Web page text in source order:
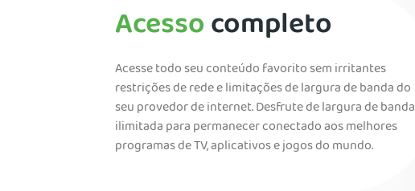
Acessocompleto
Acesse todo seu conteúdo favorito sem irritantes
restrições de rede e limitações de largura de banda do
seu provedor de internet. Desfrute de largura de banda
ilimitada para permanecer conectado aos melhores
programas de TV, aplicativos e jogos do mundo.